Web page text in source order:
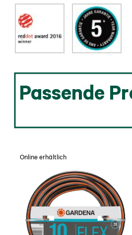
Passende
Online erhältlich